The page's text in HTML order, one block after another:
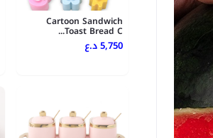
Cartoon Sandwich
Toast Bread C...
5,750 د.ع